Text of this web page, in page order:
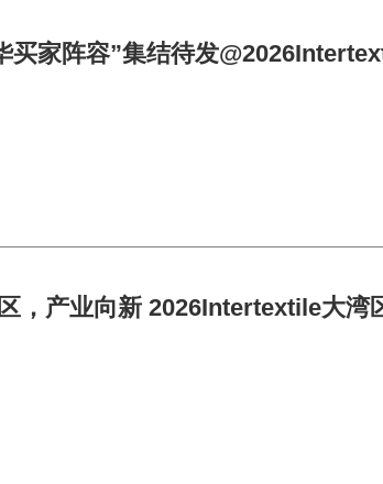
买家阵容”集结待发
，产业向新 2026Intertextile大湾